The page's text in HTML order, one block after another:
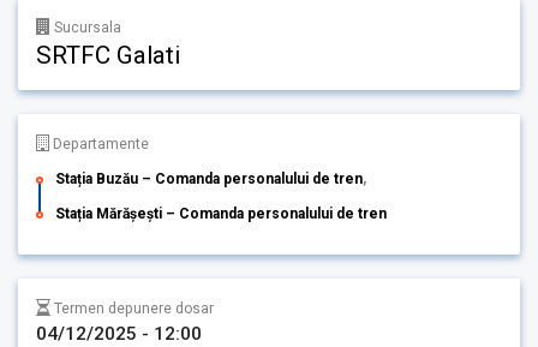
Sucursala
SRTFC Galati
Departamente
Stația Buzău – Comanda personalului de tren,
Stația Mărășești – Comanda personalului de tren
Termen depunere dosar
04/12/2025 - 12:00